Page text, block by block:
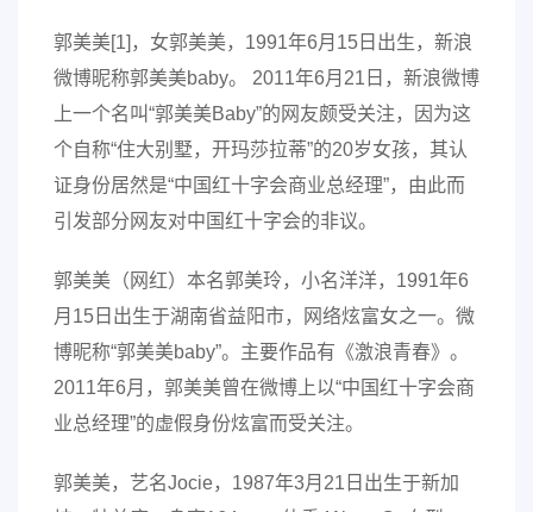
郭美美[1]，女郭美美，1991年6月15日出生，新浪
微博昵称郭美美baby。 2011年6月21日，新浪微博
上一个名叫“郭美美Baby”的网友颇受关注，因为这
个自称“住大别墅，开玛莎拉蒂”的20岁女孩，其认
证身份居然是“中国红十字会商业总经理”，由此而
引发部分网友对中国红十字会的非议。
郭美美（网红）本名郭美玲，小名洋洋，1991年6
月15日出生于湖南省益阳市，网络炫富女之一。微
博昵称“郭美美baby”。主要作品有《激浪青春》。
2011年6月，郭美美曾在微博上以“中国红十字会商
业总经理”的虚假身份炫富而受关注。
郭美美，艺名Jocie，1987年3月21日出生于新加